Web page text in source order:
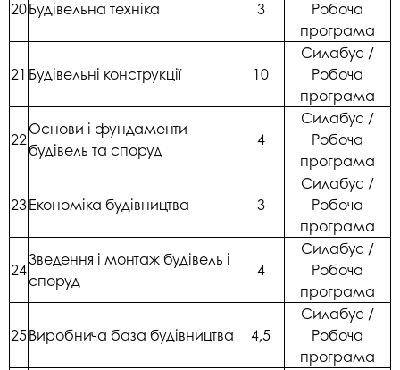
20Будівельна техніка 3
Робоча
програма
21 Будівельні конструкції 10
Силабус /
Робоча
програма
22
Основи і фундаменти
будівель та споруд
4
Силабус /
Робоча
програма
23Економіка будівництва 3
Силабус /
Робоча
програма
24
Зведення і монтаж будівель і
споруд
4
Силабус /
Робоча
програма
25Виробнича база будівництва 4,5
Силабус /
Робоча
програма